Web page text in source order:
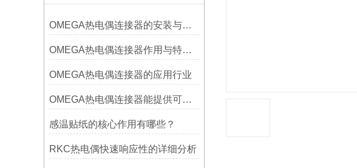
OMEGA热电偶连接器的安装与调试
OMEGA热电偶连接器作用与特点是什么？
OMEGA热电偶连接器的应用行业
OMEGA热电偶连接器能提供可靠的信号传输
感温贴纸的核心作用有哪些？
RKC热电偶快速响应性的详细分析